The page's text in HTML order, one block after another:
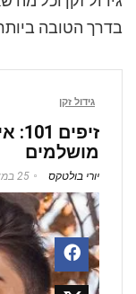
בדרך הטובה
גידול זקן
מושלמים
יורי בולטקס 25 במאי 2026